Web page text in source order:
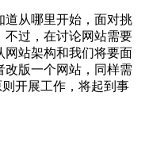
道从哪里开始，面对挑
不过，在讨论网站需要
网站架构和我们将要面
改版一个网站，同样需
开展工作，将起到事